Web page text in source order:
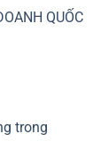
QUỐC
trong